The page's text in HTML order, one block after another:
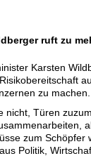
ruft zu
Karsten
zu machen.
nicht, Türen
zum
Politik,